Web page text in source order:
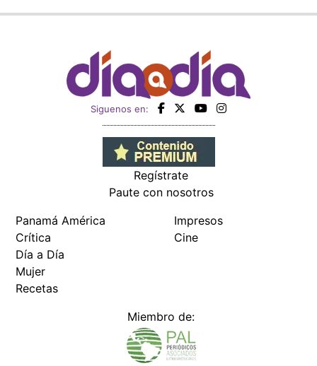
Siguenos en:
Regístrate
Paute con nosotros
Panamá América
Crítica
Día a Día
Mujer
Recetas
Impresos
Cine
Miembro de: